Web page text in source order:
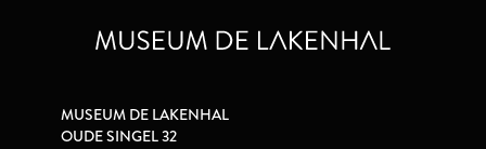
MUSEUM DE LAKENHAL
OUDE SINGEL 32